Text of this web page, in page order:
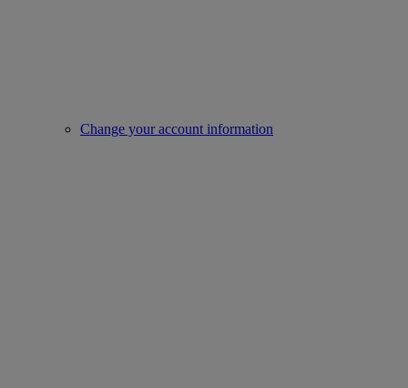
Change your account information